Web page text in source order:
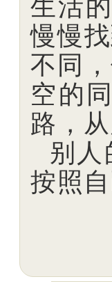
生活
慢慢
不同
空的
路，
别人
按照